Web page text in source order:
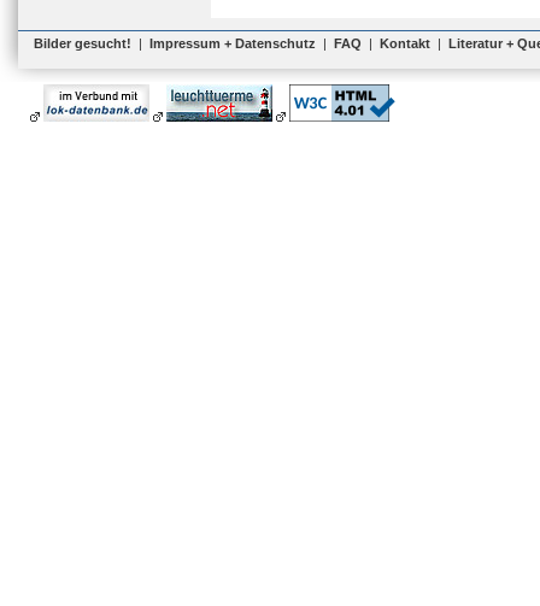
Bilder gesucht! | Impressum + Datenschutz | FAQ | Kontakt | Literatur +